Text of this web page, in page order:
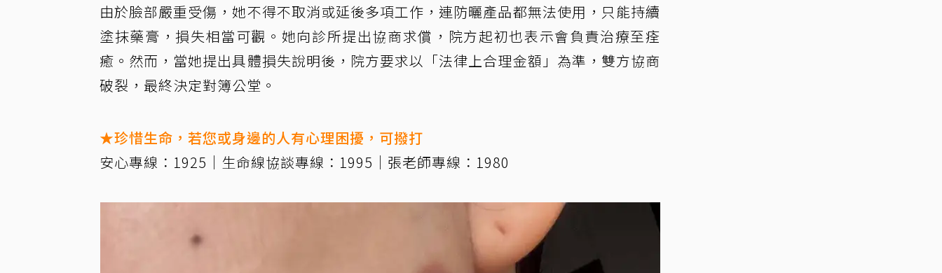
由於臉部嚴重受傷，她不得不取消或延後多項工作，連防曬產品都無法使用，只能持續
塗抹藥膏，損失相當可觀。她向診所提出協商求償，院方起初也表示會負責治療至痊
癒。然而，當她提出具體損失說明後，院方要求以「法律上合理金額」為準，雙方協商
破裂，最終決定對簿公堂。
★珍惜生命，若您或身邊的人有心理困擾，可撥打
安心專線：1925｜生命線協談專線：1995｜張老師專線：1980